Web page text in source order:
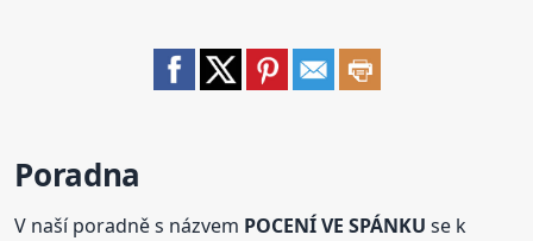
Poradna
V naší poradně s názvem POCENÍ VE SPÁNKU se k